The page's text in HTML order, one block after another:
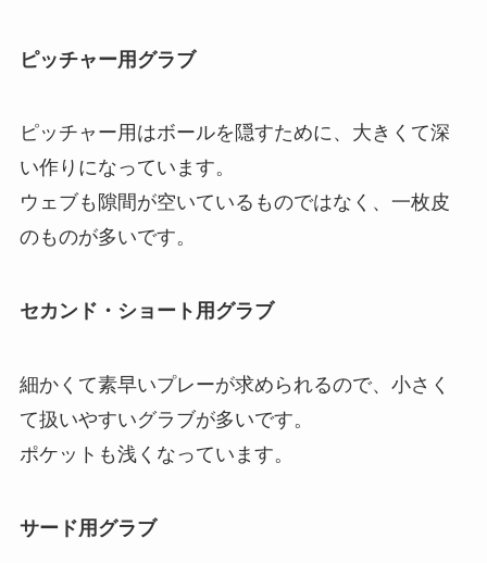
ピッチャー用グラブ
ピッチャー用はボールを隠すために、大きくて深
い作りになっています。
ウェブも隙間が空いているものではなく、一枚皮
のものが多いです。
セカンド・ショート用グラブ
細かくて素早いプレーが求められるので、小さく
て扱いやすいグラブが多いです。
ポケットも浅くなっています。
サード用グラブ